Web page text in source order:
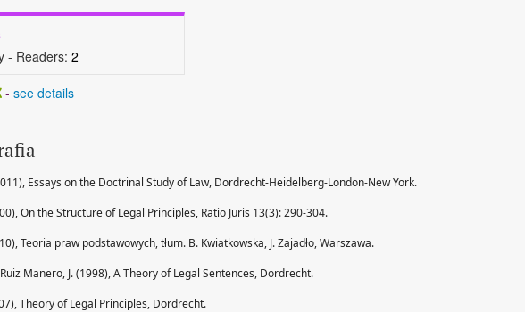
- Readers: 2
- see details
Essays on the Doctrinal Study of Law, Dordrecht-Heidelberg-London-New York.
On the Structure of Legal Principles, Ratio Juris 13(3): 290-304.
Teoria praw podstawowych, tłum. B. Kwiatkowska, J. Zajadło, Warszawa.
Manero, J. (1998), A Theory of Legal Sentences, Dordrecht.
Theory of Legal Principles, Dordrecht.